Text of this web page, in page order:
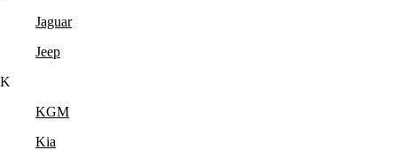
Jaguar
Jeep
K
KGM
Kia